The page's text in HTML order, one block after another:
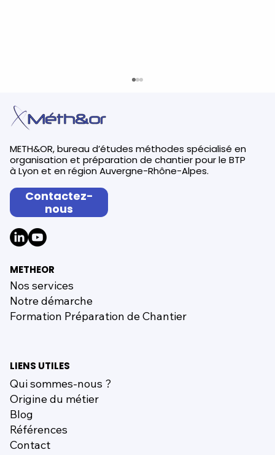
: Méth&or
METHEOR
Nos services
Notre démarche
Formation Préparation de Chantier
METH&OR, bureau d’études méthodes spécialisé en
organisation et préparation de chantier pour le BTP
à Lyon et en région Auvergne-Rhône-Alpes.
Contactez-
nous
LIENS UTILES
Qui sommes-nous ?
Origine du métier
Blog
Références
Contact